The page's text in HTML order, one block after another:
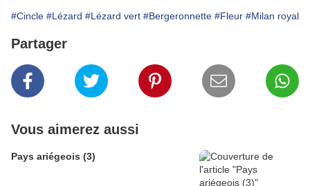
#Cincle #Lézard #Lézard vert #Bergeronnette #Fleur #Milan royal
Partager
Vous aimerez aussi
Pays ariégeois (3)